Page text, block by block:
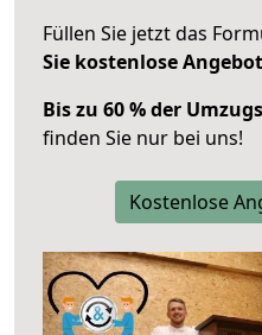
Füllen Sie jetzt das
Sie kostenlose
Bis zu 60 % der
finden Sie nur bei uns!
Kostenlose